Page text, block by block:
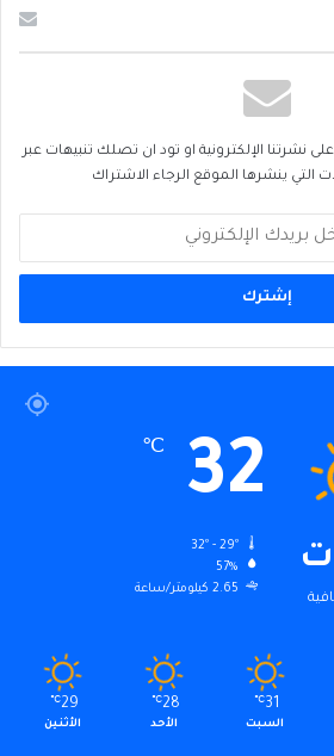
الإلكترونية او تود ان تصلك تنبيهات عبر
التي ينشرها الموقع الرجاء الاشتراك
32
℃
57%
2.65 كيلومتر/ساعة
31
℃
السبت
28
℃
الأحد
29
℃
الأثنين